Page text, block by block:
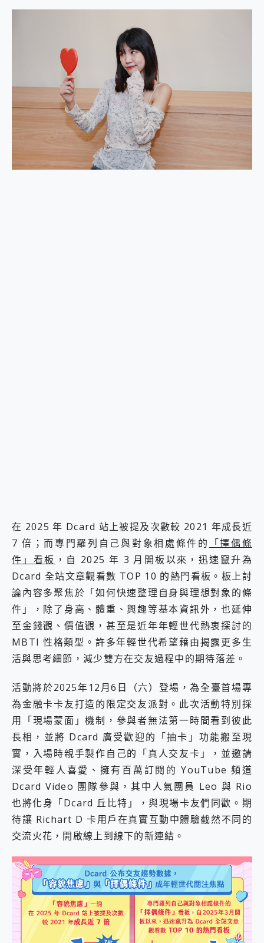
給 MSI Claw 系列電競掌機 最完美的家 MSI Nest Docking Station 掌機專屬擴充底座 開箱 評測
B&O 精品級音響! Home+ 中嘉寬頻 SoundBox 劇院串流盒 開箱 評測
2億 APO蔡司長焦神機降臨~ vivo X200 Pro、vivo X200 就是這麼好拍
EaseUS Vocal Remover 免費線上去聲器一鍵去除人聲 人聲 音樂分離 2024 消除人聲推薦
3 個超值 MHN 飛人工具分享~~ iToolab AnyGo 魔物獵人 Now飛人 ios教學 不出門也可以到處走
Locawhere AnyTo 寶可夢飛人 AnyTo 不出門也可以飛遍全世界
小體積 40000mAh 超大容量 一次充5個設備 充好充滿 CUKTECH 酷態科 300W 微型充電站 開箱 評測
97.3% 恢復率，資料救援就是這麼簡單 EaseUS Data Recovery Wizard Free 18.0.0 業界最好的資料救援軟體
磁碟系統大風吹 有了 磁碟管理程式 EaseUS Partition Master 就是這麼簡單
全新 SONY Xperia 1 VI 開箱! 相機實測! 長焦覆蓋更遠更清晰、2日長續航、頂尖影音娛樂效能~
Xiaomi 14 Ultra 開箱 評測~ 有深度的 Leica 影像旗艦手機! 加碼小旗艦 Xiaomi 14 開箱 評測
vivo TWS 3e 真無線藍牙耳機智慧降噪升級、音質明亮溫潤，並支援雙設備連接~
在 2025 年 Dcard 站上被提及次數較 2021 年成長近
7 倍；而專門羅列自己與對象相處條件的
「擇偶條
件」看板 ，自 2025 年 3 月開板以來，迅速竄升為
Dcard 全站文章觀看數 TOP 10 的熱門看板。板上討
論內容多聚焦於「如何快速整理自身與理想對象的條
件」，除了身高、體重、興趣等基本資訊外，也延伸
至金錢觀、價值觀，甚至是近年年輕世代熱衷探討的
MBTI 性格類型。許多年輕世代希望藉由揭露更多生
活與思考細節，減少雙方在交友過程中的期待落差。
活動將於2025年12月6日（六）登場，為全臺首場專
為金融卡卡友打造的限定交友派對。此次活動特別採
用「現場蒙面」機制，參與者無法第一時間看到彼此
長相，並將 Dcard 廣受歡迎的「抽卡」功能搬至現
實，入場時親手製作自己的「真人交友卡」，並邀請
深受年輕人喜愛、擁有百萬訂閱的 YouTube 頻道
Dcard Video 團隊參與，其中人氣團員 Leo 與 Rio
也將化身「Dcard 丘比特」，與現場卡友們同歡。期
待讓 Richart D 卡用戶在真實互動中體驗截然不同的
交流火花，開啟線上到線下的新連結。